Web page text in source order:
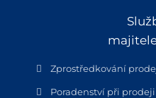
Zprostředkování
Poradenství při